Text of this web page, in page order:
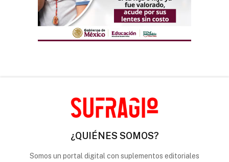
¿QUIÉNES SOMOS?
Somos un portal digital con suplementos editoriales